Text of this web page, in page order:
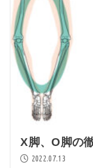
X脚、O脚の
2022.07.13